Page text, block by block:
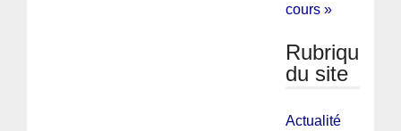
cours »
Rubriques
du site
Actualité